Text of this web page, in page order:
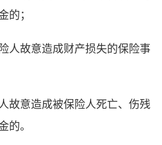
金的；
人故意造成财产损失的保险事
；
故意造成被保险人死亡、伤残
金的。